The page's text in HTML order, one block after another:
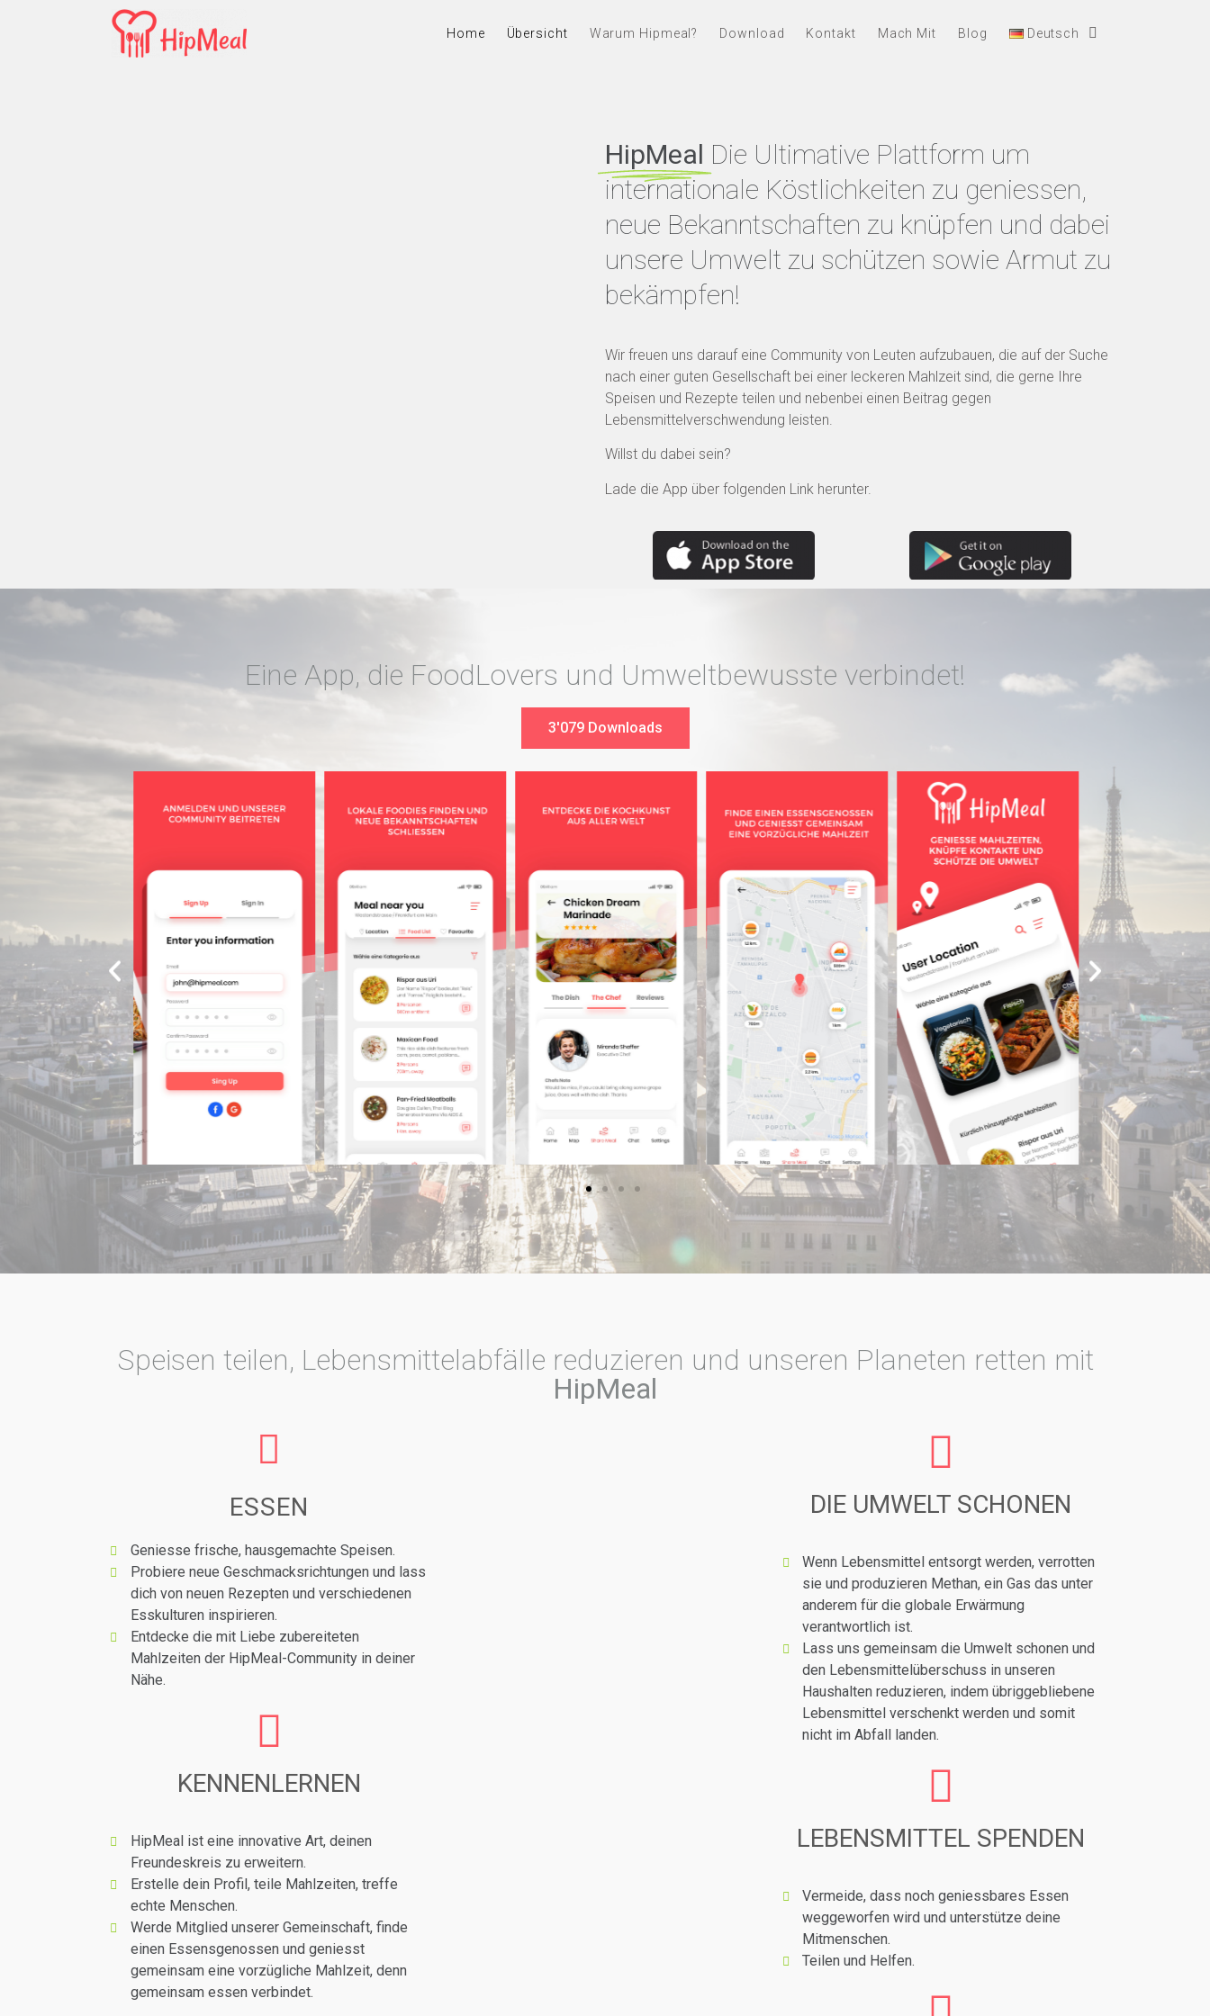
Home Übersicht Warum Hipmeal? Download Kontakt Mach Mit Blog Deutsch
HipMeal Die Ultimative Plattform um
internationale Köstlichkeiten zu geniessen,
neue Bekanntschaften zu knüpfen und dabei
unsere Umwelt zu schützen sowie Armut zu
bekämpfen!
Wir freuen uns darauf eine Community von Leuten aufzubauen, die auf der Suche
nach einer guten Gesellschaft bei einer leckeren Mahlzeit sind, die gerne Ihre
Speisen und Rezepte teilen und nebenbei einen Beitrag gegen
Lebensmittelverschwendung leisten.
Willst du dabei sein?
Lade die App über folgenden Link herunter.
Eine App, die FoodLovers und Umweltbewusste verbindet!
3'079 Downloads
Speisen teilen, Lebensmittelabfälle reduzieren und unseren Planeten retten mit
HipMeal
ESSEN
Geniesse frische, hausgemachte Speisen.
Probiere neue Geschmacksrichtungen und lass
dich von neuen Rezepten und verschiedenen
Esskulturen inspirieren.
Entdecke die mit Liebe zubereiteten
Mahlzeiten der HipMeal-Community in deiner
Nähe.
KENNENLERNEN
HipMeal ist eine innovative Art, deinen
Freundeskreis zu erweitern.
Erstelle dein Profil, teile Mahlzeiten, treffe
echte Menschen.
Werde Mitglied unserer Gemeinschaft, finde
einen Essensgenossen und geniesst
gemeinsam eine vorzügliche Mahlzeit, denn
gemeinsam essen verbindet.
DIE UMWELT SCHONEN
Wenn Lebensmittel entsorgt werden, verrotten
sie und produzieren Methan, ein Gas das unter
anderem für die globale Erwärmung
verantwortlich ist.
Lass uns gemeinsam die Umwelt schonen und
den Lebensmittelüberschuss in unseren
Haushalten reduzieren, indem übriggebliebene
Lebensmittel verschenkt werden und somit
nicht im Abfall landen.
LEBENSMITTEL SPENDEN
Vermeide, dass noch geniessbares Essen
weggeworfen wird und unterstütze deine
Mitmenschen.
Teilen und Helfen.